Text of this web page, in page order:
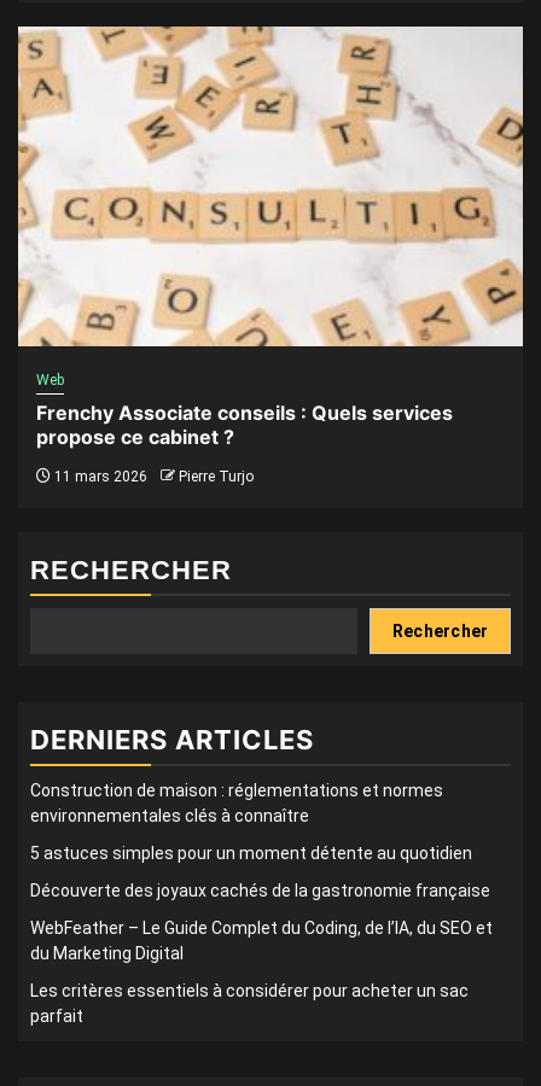
Web
Frenchy Associate conseils : Quels services
propose ce cabinet ?
11 mars 2026 Pierre Turjo
RECHERCHER
Rechercher
DERNIERS ARTICLES
Construction de maison : réglementations et normes
environnementales clés à connaître
5 astuces simples pour un moment détente au quotidien
Découverte des joyaux cachés de la gastronomie française
WebFeather – Le Guide Complet du Coding, de l’IA, du SEO et
du Marketing Digital
Les critères essentiels à considérer pour acheter un sac
parfait